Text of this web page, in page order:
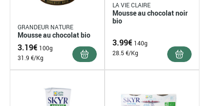
GRANDEUR NATURE
Mousse au chocolat bio
3.19€ 100g
31.9 €/Kg
LA VIE CLAIRE
Mousse au chocolat noir
bio
3.99€ 140g
28.5 €/Kg